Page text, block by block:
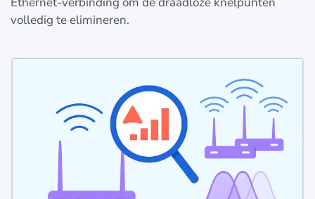
volledig te elimineren.